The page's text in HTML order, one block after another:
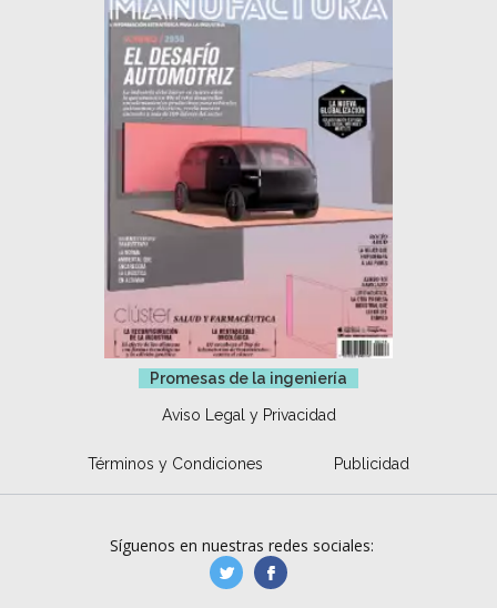
Promesas de la ingeniería
Aviso Legal y Privacidad
Términos y Condiciones Publicidad
Síguenos en nuestras redes sociales:
manufacturaGE